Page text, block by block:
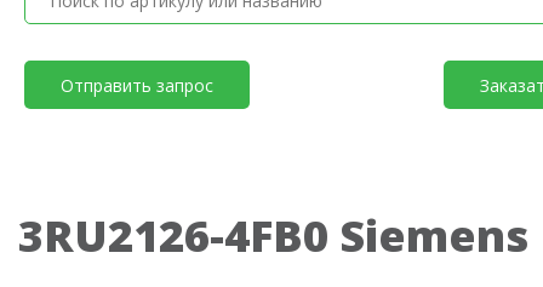
Отправить запрос
3RU2126-4FB0 Siemens